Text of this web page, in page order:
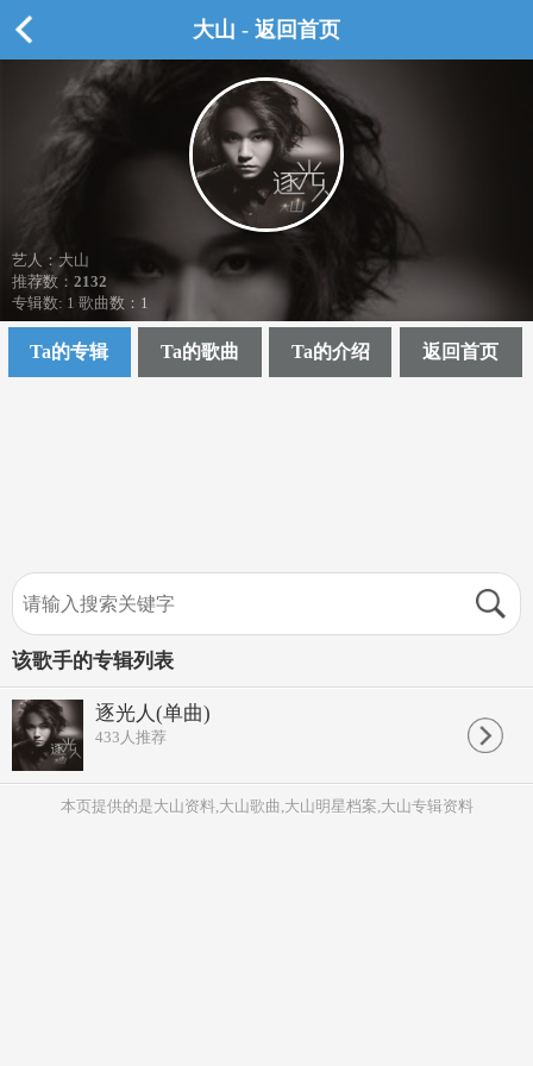
大山 - 返回首页
艺人：大山
推荐数： 2132
专辑数: 1 歌曲数：1
Ta的专辑 Ta的歌曲 Ta的介绍 返回首页
该歌手的专辑列表
逐光人(单曲)
433 人推荐
本页提供的是大山资料,大山歌曲,大山明星档案,大山专辑资料